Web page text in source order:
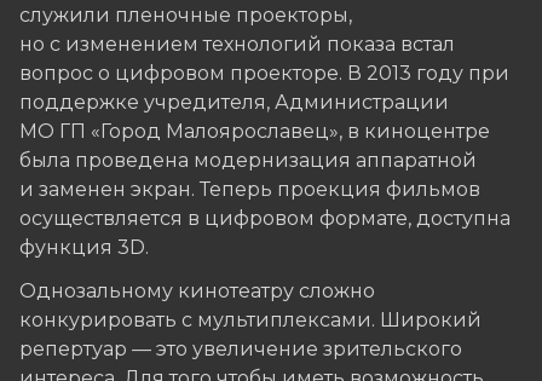
служили пленочные проекторы,
но с изменением технологий показа встал
вопрос о цифровом проекторе. В 2013 году при
поддержке учредителя, Администрации
МО ГП «Город Малоярославец», в киноцентре
была проведена модернизация аппаратной
и заменен экран. Теперь проекция фильмов
осуществляется в цифровом формате, доступна
функция 3D.
Однозальному кинотеатру сложно
конкурировать с мультиплексами. Широкий
репертуар — это увеличение зрительского